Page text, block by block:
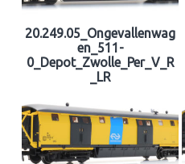
20.249.05_Ongevallenwag
en_511-
0_Depot_Zwolle_Per_V_R
_LR